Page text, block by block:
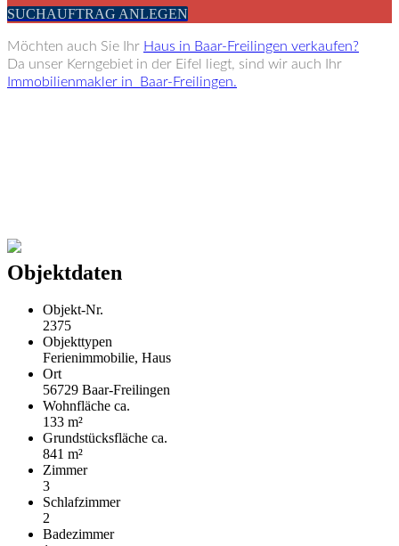
SUCHAUFTRAG ANLEGEN
Möchten auch Sie Ihr Haus in Baar-Freilingen verkaufen?
Da unser Kerngebiet in der Eifel liegt, sind wir auch Ihr
Immobilienmakler in Baar-Freilingen.
Objektdaten
Objekt-Nr.
2375
Objekttypen
Ferienimmobilie, Haus
Ort
56729 Baar-Freilingen
Wohnfläche ca.
133 m²
Grund­stücks­fläche ca.
841 m²
Zimmer
3
Schlafzimmer
2
Badezimmer